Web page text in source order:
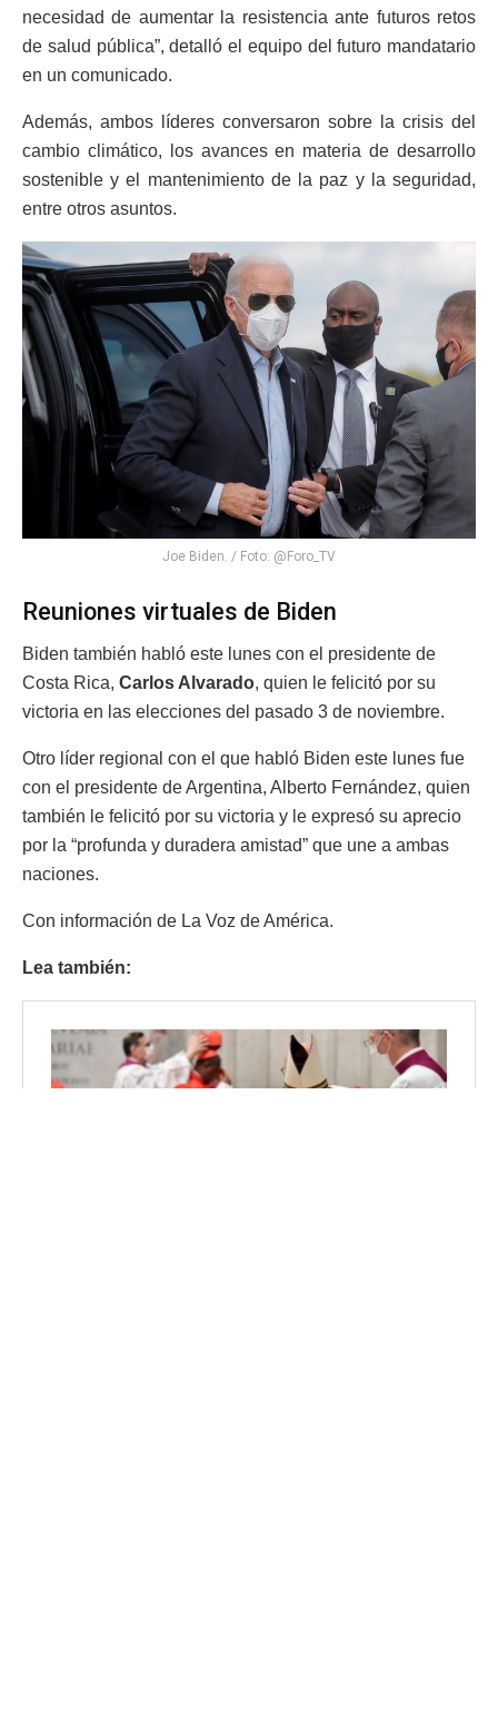
necesidad de aumentar la resistencia ante futuros retos
de salud pública”, detalló el equipo del futuro mandatario
en un comunicado.
Además, ambos líderes conversaron sobre la crisis del
cambio climático, los avances en materia de desarrollo
sostenible y el mantenimiento de la paz y la seguridad,
entre otros asuntos.
Joe Biden. / Foto: @Foro_TV
Reuniones virtuales de Biden
Biden también habló este lunes con el presidente de
Costa Rica, Carlos Alvarado, quien le felicitó por su
victoria en las elecciones del pasado 3 de noviembre.
Otro líder regional con el que habló Biden este lunes fue
con el presidente de Argentina, Alberto Fernández, quien
también le felicitó por su victoria y le expresó su aprecio
por la “profunda y duradera amistad” que une a ambas
naciones.
Con información de La Voz de América.
Lea también: